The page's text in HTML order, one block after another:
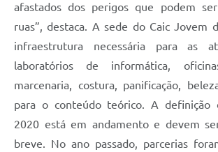
afastados dos perigos que podem
ruas”, destaca. A sede do Caic Jovem
infraestrutura necessária para as
laboratórios de informática,
marcenaria, costura, panificação,
para o conteúdo teórico. A definição
2020 está em andamento e devem
breve. No ano passado, parcerias